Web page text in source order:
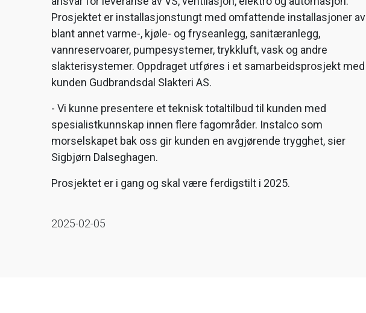
Prosjektet er installasjonstungt med omfattende installasjoner av
blant annet varme-, kjøle- og fryseanlegg, sanitæranlegg,
vannreservoarer, pumpesystemer, trykkluft, vask og andre
slakterisystemer. Oppdraget utføres i et samarbeidsprosjekt med
kunden Gudbrandsdal Slakteri AS.
- Vi kunne presentere et teknisk totaltilbud til kunden med
spesialistkunnskap innen flere fagområder. Instalco som
morselskapet bak oss gir kunden en avgjørende trygghet, sier
Sigbjørn Dalseghagen.
Prosjektet er i gang og skal være ferdigstilt i 2025.
2025-02-05